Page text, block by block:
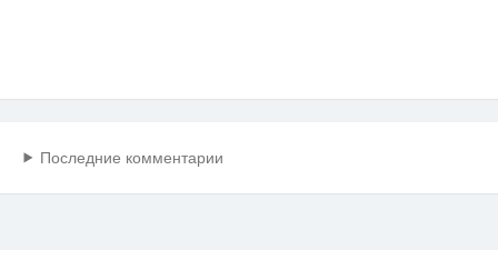
Последние комментарии